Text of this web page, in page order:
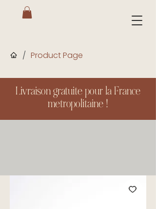
/ Product Page
Livraison gratuite pour la France
metropolitaine !